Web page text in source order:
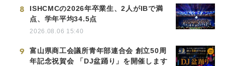
8
ISHCMCの2026年卒業生、2人がIBで満
点、学年平均34.5点
2026.08.06 15:40
9
富山県商工会議所青年部連合会 創立50周
年記念祝賀会 「DJ盆踊り」を開催します